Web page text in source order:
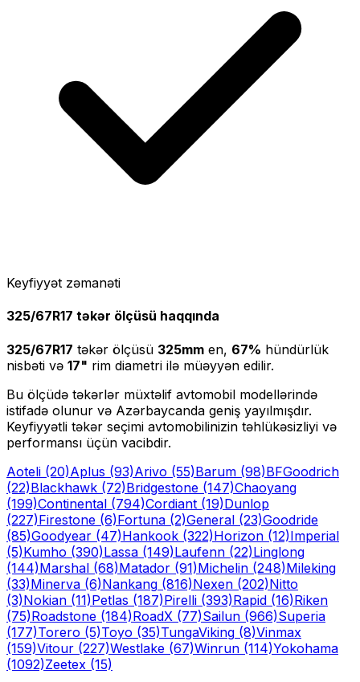
Keyfiyyət zəmanəti
325/67R17 təkər ölçüsü haqqında
325/67R17 təkər ölçüsü 325mm en, 67% hündürlük
nisbəti və 17" rim diametri ilə müəyyən edilir.
Bu ölçüdə təkərlər müxtəlif avtomobil modellərində
istifadə olunur və Azərbaycanda geniş yayılmışdır.
Keyfiyyətli təkər seçimi avtomobilinizin təhlükəsizliyi və
performansı üçün vacibdir.
Aoteli (20)Aplus (93)Arivo (55)Barum (98)BFGoodrich
(22)Blackhawk (72)Bridgestone (147)Chaoyang
(199)Continental (794)Cordiant (19)Dunlop
(227)Firestone (6)Fortuna (2)General (23)Goodride
(85)Goodyear (47)Hankook (322)Horizon (12)Imperial
(5)Kumho (390)Lassa (149)Laufenn (22)Linglong
(144)Marshal (68)Matador (91)Michelin (248)Mileking
(33)Minerva (6)Nankang (816)Nexen (202)Nitto
(3)Nokian (11)Petlas (187)Pirelli (393)Rapid (16)Riken
(75)Roadstone (184)RoadX (77)Sailun (966)Superia
(177)Torero (5)Toyo (35)TungaViking (8)Vinmax
(159)Vitour (227)Westlake (67)Winrun (114)Yokohama
(1092)Zeetex (15)